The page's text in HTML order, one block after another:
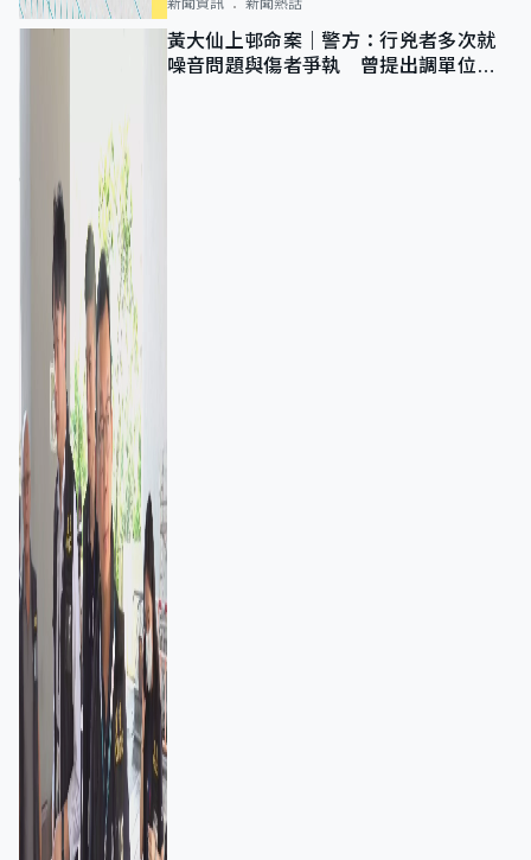
新聞資訊 新聞熱話
黃大仙上邨命案｜警方：行兇者多次就
噪音問題與傷者爭執 曾提出調單位已